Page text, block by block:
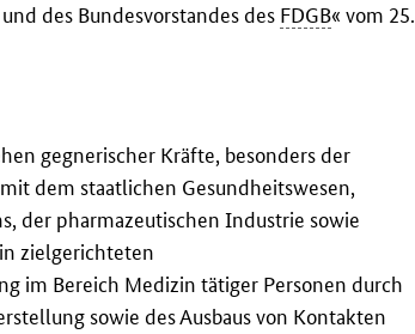
und des Bundesvorstandes des FDGB« vom 25.
gegnerischer Kräfte, besonders der
dem staatlichen Gesundheitswesen,
der pharmazeutischen Industrie sowie
zielgerichteten
im Bereich Medizin tätiger Personen durch
sowie des Ausbaus von Kontakten